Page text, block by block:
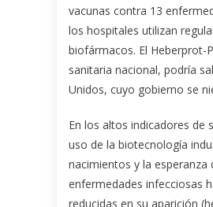
vacunas contra 13
los hospitales utilizan
biofármacos. El Heberprot-
sanitaria nacional, podría
Unidos, cuyo gobierno se
En los altos indicadores de
uso de la biotecnología
nacimientos y la
enfermedades infecciosas
reducidas en su aparición